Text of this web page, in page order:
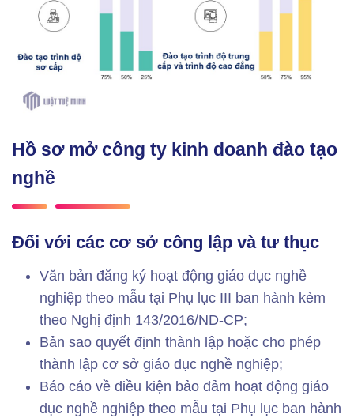
Hồ sơ mở công ty kinh doanh đào tạo
nghề
Đối với các cơ sở công lập và tư thục
Văn bản đăng ký hoạt động giáo dục nghề
nghiệp theo mẫu tại Phụ lục III ban hành kèm
theo Nghị định 143/2016/ND-CP;
Bản sao quyết định thành lập hoặc cho phép
thành lập cơ sở giáo dục nghề nghiệp;
Báo cáo về điều kiện bảo đảm hoạt động giáo
dục nghề nghiệp theo mẫu tại Phụ lục ban hành